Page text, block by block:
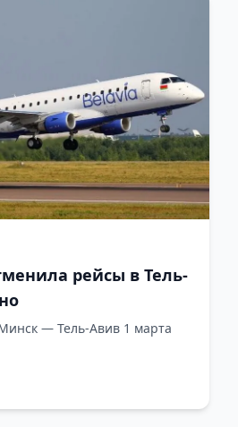
рейсы в Тель-
— Тель-Авив 1 марта